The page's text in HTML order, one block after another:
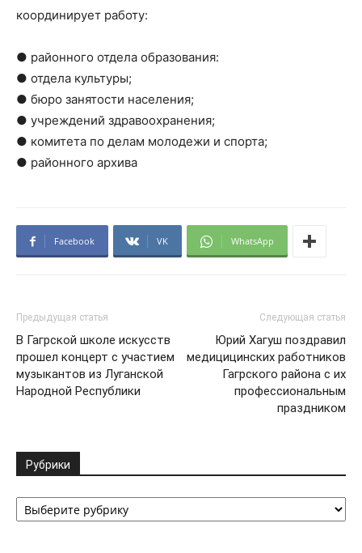
координирует работу:
● районного отдела образования:
● отдела культуры;
● бюро занятости населения;
● учреждений здравоохранения;
● комитета по делам молодежи и спорта;
● районного архива
Facebook VK WhatsApp
Предыдущая статья
В Гагрской школе искусств
прошел концерт с участием
музыкантов из Луганской
Народной Республики
Следующая статья
Юрий Хагуш поздравил
медицицинских работников
Гагрского района с их
профессиональным
праздником
Рубрики
Рубрики